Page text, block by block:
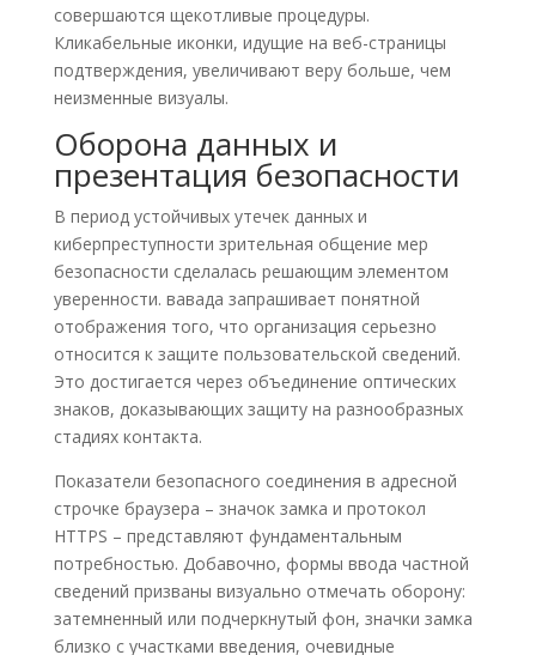
совершаются щекотливые процедуры.
Кликабельные иконки, идущие на веб-страницы
подтверждения, увеличивают веру больше, чем
неизменные визуалы.
Оборона данных и
презентация безопасности
В период устойчивых утечек данных и
киберпреступности зрительная общение мер
безопасности сделалась решающим элементом
уверенности. вавада запрашивает понятной
отображения того, что организация серьезно
относится к защите пользовательской сведений.
Это достигается через объединение оптических
знаков, доказывающих защиту на разнообразных
стадиях контакта.
Показатели безопасного соединения в адресной
строчке браузера – значок замка и протокол
HTTPS – представляют фундаментальным
потребностью. Добавочно, формы ввода частной
сведений призваны визуально отмечать оборону:
затемненный или подчеркнутый фон, значки замка
близко с участками введения, очевидные